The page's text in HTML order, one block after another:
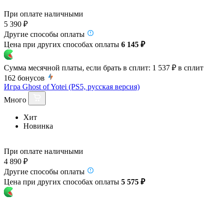
При оплате наличными
5 390 ₽
Другие способы оплаты
Цена при других способах оплаты 6 145 ₽
Сумма месячной платы, если брать в сплит: 1 537 ₽ в сплит
162 бонусов
Игра Ghost of Yotei (PS5, русская версия)
Много
Хит
Новинка
При оплате наличными
4 890 ₽
Другие способы оплаты
Цена при других способах оплаты 5 575 ₽